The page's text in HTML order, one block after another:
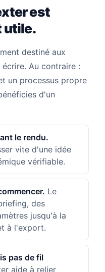
est
utile.
destiné aux
Au contraire :
un processus propre
d'un
le rendu.
vite d'une idée
vérifiable.
Le
des
jusqu'à la
à l'export.
pas de fil
aide à relier